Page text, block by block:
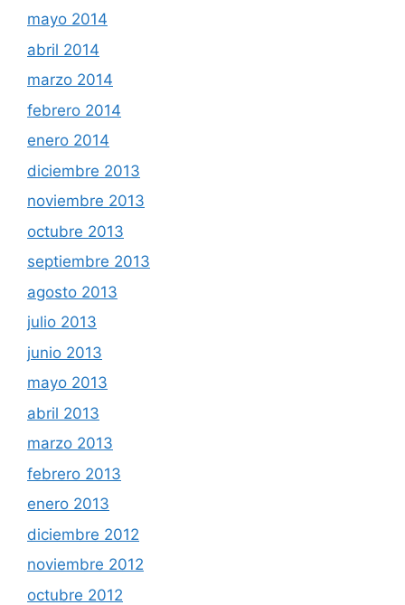
mayo 2014
abril 2014
marzo 2014
febrero 2014
enero 2014
diciembre 2013
noviembre 2013
octubre 2013
septiembre 2013
agosto 2013
julio 2013
junio 2013
mayo 2013
abril 2013
marzo 2013
febrero 2013
enero 2013
diciembre 2012
noviembre 2012
octubre 2012